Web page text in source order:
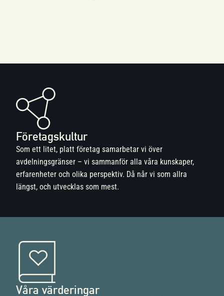
Företagskultur
Som ett litet, platt företag samarbetar vi över
avdelningsgränser – vi sammanför alla våra kunskaper,
erfarenheter och olika perspektiv. Då når vi som allra
längst, och utvecklas som mest.
Våra värderingar